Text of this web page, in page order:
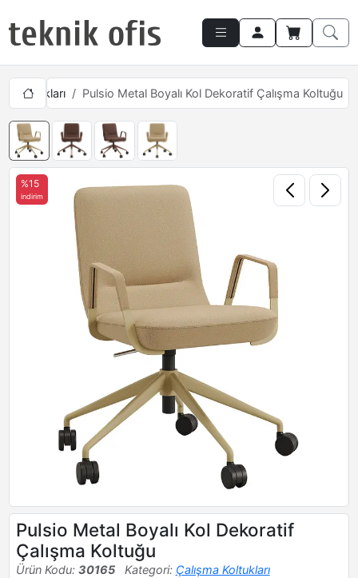
Koltukları Pulsio Metal Boyalı Kol Dekoratif Çalışma Koltuğu
%15
indirim
Pulsio Metal Boyalı Kol Dekoratif
Çalışma Koltuğu
Ürün Kodu: 30165 Kategori: Çalışma Koltukları